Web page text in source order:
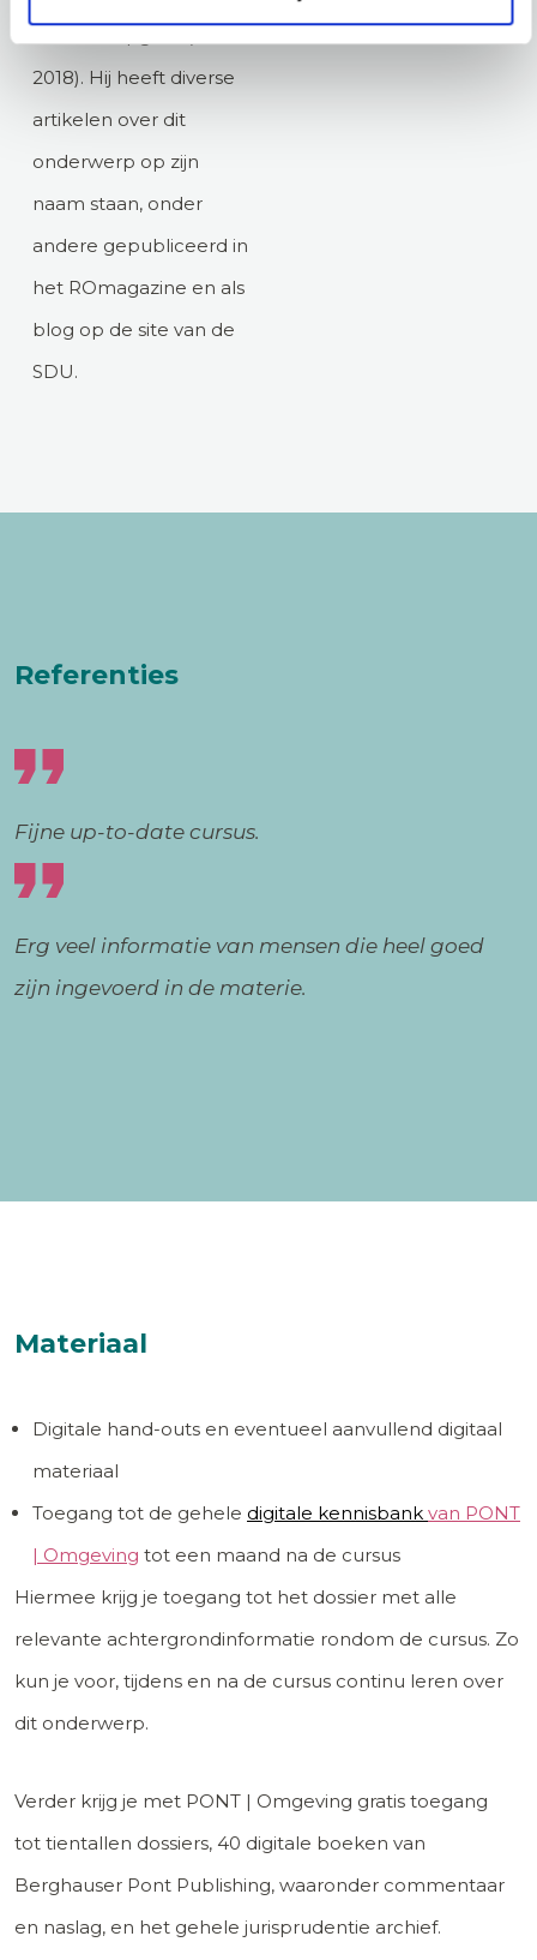
2018). Hij heeft diverse
artikelen over dit
onderwerp op zijn
naam staan, onder
andere gepubliceerd in
het ROmagazine en als
blog op de site van de
SDU.
Referenties
Fijne up-to-date cursus.
Erg veel informatie van mensen die heel goed
zijn ingevoerd in de materie.
Materiaal
Digitale hand-outs en eventueel aanvullend digitaal
materiaal
Toegang tot de gehele digitale kennisbank van PONT
| Omgeving tot een maand na de cursus
Hiermee krijg je toegang tot het dossier met alle
relevante achtergrondinformatie rondom de cursus. Zo
kun je voor, tijdens en na de cursus continu leren over
dit onderwerp.
Verder krijg je met PONT | Omgeving gratis toegang
tot tientallen dossiers, 40 digitale boeken van
Berghauser Pont Publishing, waaronder commentaar
en naslag, en het gehele jurisprudentie archief.